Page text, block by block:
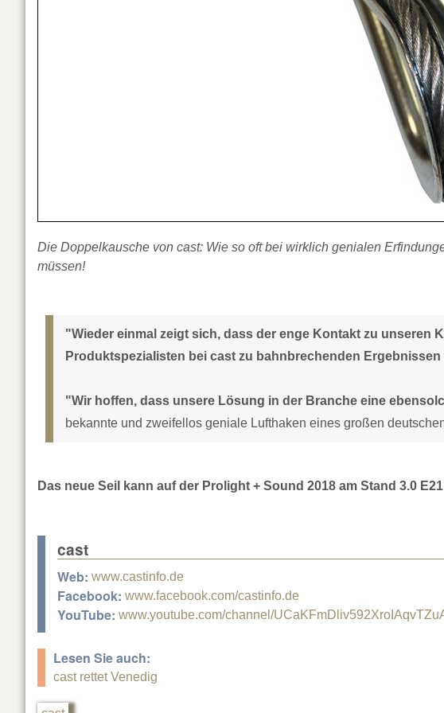
Die Doppelkausche von cast: Wie so oft bei wirklich genialen
müssen!
"Wieder einmal zeigt sich, dass der enge Kontakt zu unseren
Produktspezialisten bei cast zu bahnbrechenden
"Wir hoffen, dass unsere Lösung in der Branche eine
bekannte und zweifellos geniale Lufthaken eines großen
Das neue Seil kann auf der Prolight + Sound 2018 am Stand 3.0
cast
Web: www.castinfo.de
Facebook: www.facebook.com/castinfo.de
YouTube: www.youtube.com/channel/
Lesen Sie auch:
cast rettet Venedig